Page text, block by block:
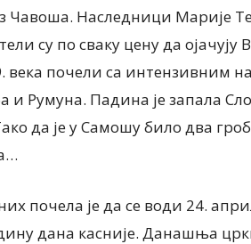
Чавоша. Наследници Марије
су по сваку цену да ојачују
века почели са интензивним
и Румуна. Падина је запала
да је у Самошу било два
почела је да се води 24.
дана касније. Данашња